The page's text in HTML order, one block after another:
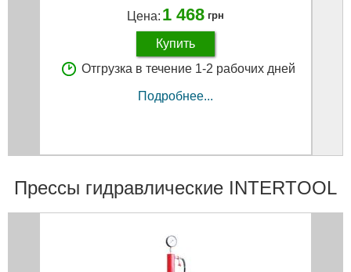
Цена: 1 468 грн
Купить
Отгрузка в течение 1-2 рабочих дней
Подробнее...
Прессы гидравлические INTERTOOL